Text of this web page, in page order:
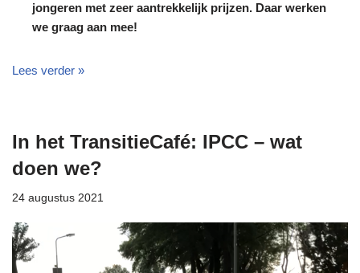
jongeren met zeer aantrekkelijk prijzen. Daar werken
we graag aan mee!
Lees verder »
In het TransitieCafé: IPCC – wat
doen we?
24 augustus 2021